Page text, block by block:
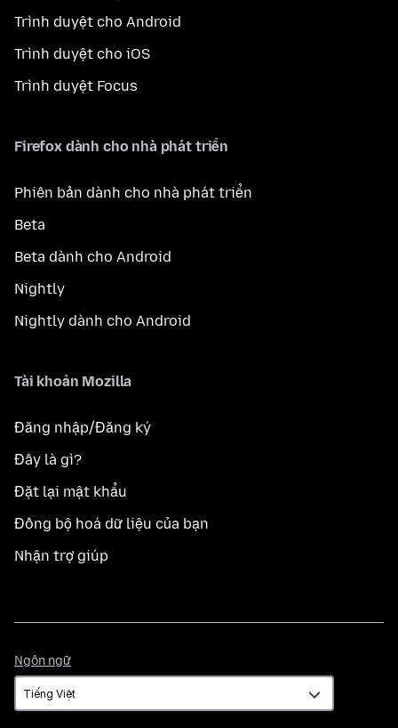
Trình duyệt cho Android
Trình duyệt cho iOS
Trình duyệt Focus
Firefox dành cho nhà phát triển
Phiên bản dành cho nhà phát triển
Beta
Beta dành cho Android
Nightly
Nightly dành cho Android
Tài khoản Mozilla
Đăng nhập/Đăng ký
Đây là gì?
Đặt lại mật khẩu
Đồng bộ hoá dữ liệu của bạn
Nhận trợ giúp
Ngôn ngữ
ngữ